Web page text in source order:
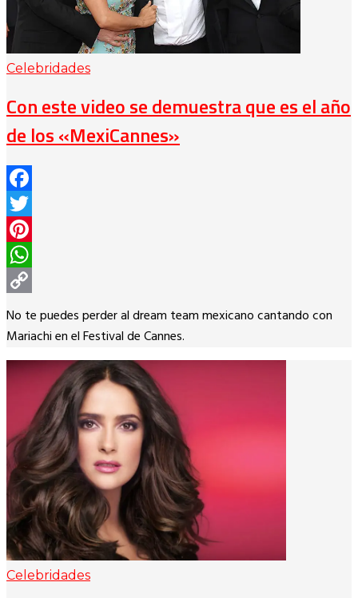
Celebridades
Con este video se demuestra que es el año
de los «MexiCannes»
Facebook
Twitter
Pinterest
WhatsApp
Copy
Link
No te puedes perder al dream team mexicano cantando con
Mariachi en el Festival de Cannes.
Celebridades